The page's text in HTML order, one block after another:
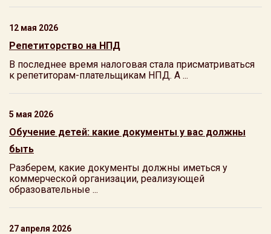
12 мая 2026
Репетиторство на НПД
В последнее время налоговая стала присматриваться
к репетиторам-плательщикам НПД. А ...
5 мая 2026
Обучение детей: какие документы у вас должны
быть
Разберем, какие документы должны иметься у
коммерческой организации, реализующей
образовательные ...
27 апреля 2026